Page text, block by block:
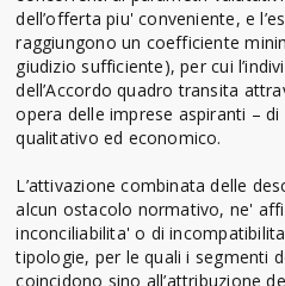
dell’offerta piu' conveniente, e
raggiungono un coefficiente
giudizio sufficiente), per cui
dell’Accordo quadro transita
opera delle imprese aspiranti –
qualitativo ed economico.
L’attivazione combinata delle
alcun ostacolo normativo, ne'
inconciliabilita' o di
tipologie, per le quali i segmenti
coincidono sino all’attribuzione